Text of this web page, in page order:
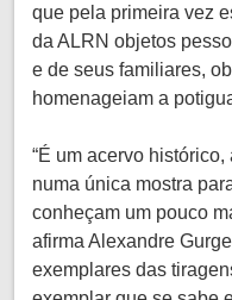
que pela primeira vez
da ALRN objetos
e de seus familiares,
homenageiam a
“É um acervo
numa única mostra
conheçam um pouco
afirma Alexandre
exemplares das